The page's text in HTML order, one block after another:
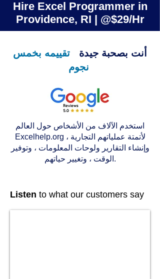
Hire Excel Programmer in
Providence, RI | @$29/Hr
أنت بصحبة جيدة
تقييمه بخمس
نجوم
استخدم الآلاف من الأشخاص حول العالم
Excelhelp.org لأتمتة عملياتهم التجارية ،
وإنشاء التقارير ولوحات المعلومات ، وتوفير
الوقت ، وتغيير حياتهم.
Listen to what our customers say